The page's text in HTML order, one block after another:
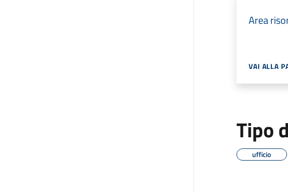
Area
VAI ALLA
Tipo
ufficio